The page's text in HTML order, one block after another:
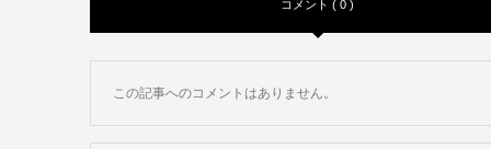
コメント ( 0 )
この記事へのコメントはありません。